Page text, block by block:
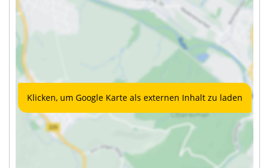
Klicken, um Google Karte als externen Inhalt zu laden